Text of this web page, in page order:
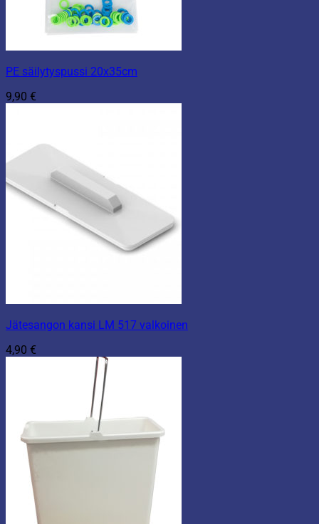
PE säilytyspussi 20x35cm
9,90 €
Jätesangon kansi LM 517 valkoinen
4,90 €